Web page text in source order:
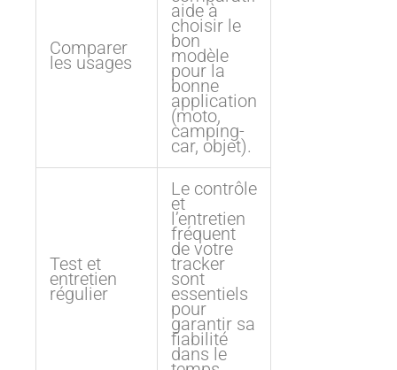
Comparer
les usages
aide à
choisir le
bon
modèle
pour la
bonne
application
(moto,
camping-
car, objet).
Test et
entretien
régulier
Le contrôle
et
l’entretien
fréquent
de votre
tracker
sont
essentiels
pour
garantir sa
fiabilité
dans le